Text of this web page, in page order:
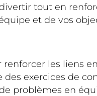
tout en
et de vos
renforcer les liens
exercices de
problèmes en